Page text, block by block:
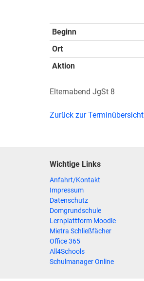
Beginn
Ort
Aktion
Elternabend JgSt 8
Zurück zur Terminübersicht
Wichtige Links
Anfahrt/Kontakt
Impressum
Datenschutz
Domgrundschule
Lernplattform Moodle
Mietra Schließfächer
Office 365
All4Schools
Schulmanager Online